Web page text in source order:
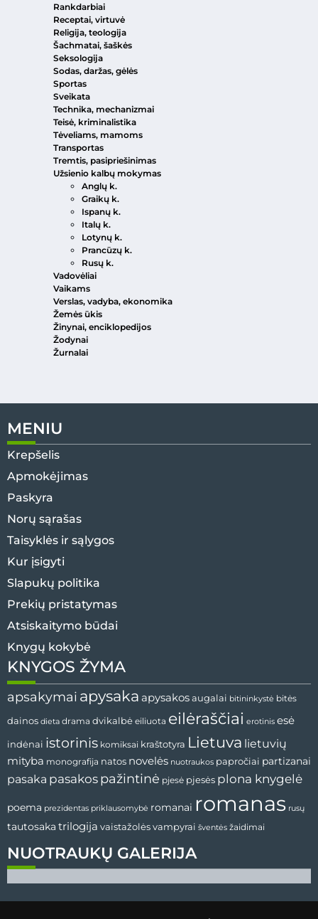
Rankdarbiai
Receptai, virtuvė
Religija, teologija
Šachmatai, šaškės
Seksologija
Sodas, daržas, gėlės
Sportas
Sveikata
Technika, mechanizmai
Teisė, kriminalistika
Tėveliams, mamoms
Transportas
Tremtis, pasipriešinimas
Užsienio kalbų mokymas
Anglų k.
Graikų k.
Ispanų k.
Italų k.
Lotynų k.
Prancūzų k.
Rusų k.
Vadovėliai
Vaikams
Verslas, vadyba, ekonomika
Žemės ūkis
Žinynai, enciklopedijos
Žodynai
Žurnalai
MENIU
Krepšelis
Apmokėjimas
Paskyra
Norų sąrašas
Taisyklės ir sąlygos
Kur įsigyti
Slapukų politika
Prekių pristatymas
Atsiskaitymo būdai
Knygų kokybė
NUOTRAUKŲ GALERIJA
KNYGOS ŽYMA
apsakymai apysaka apysakos augalai bitininkystė bitės
dainos dieta drama dvikalbė eiliuota eilėraščiai erotinis esė
indėnai istorinis komiksai kraštotyra Lietuva lietuvių
mityba monografija natos novelės nuotraukos papročiai partizanai
pasaka pasakos pažintinė pjesė pjesės plona knygelė
poema prezidentas priklausomybė romanai romanas rusų
tautosaka trilogija vaistažolėsvampyrai šventės žaidimai